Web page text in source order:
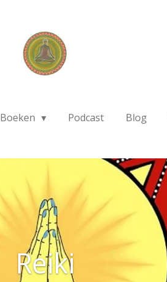
Boeken Podcast Blog
Reiki